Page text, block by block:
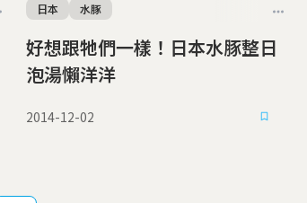
好想跟牠們一樣！日本水豚整日
泡湯懶洋洋
日本 水豚
2014-12-02